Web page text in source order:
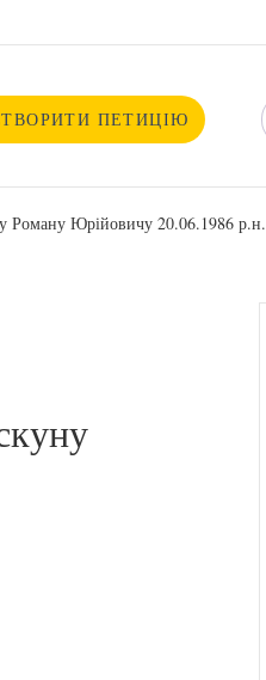
ПЕТИЦІЮ
Роману Юрійовичу 20.06.1986 р.н.